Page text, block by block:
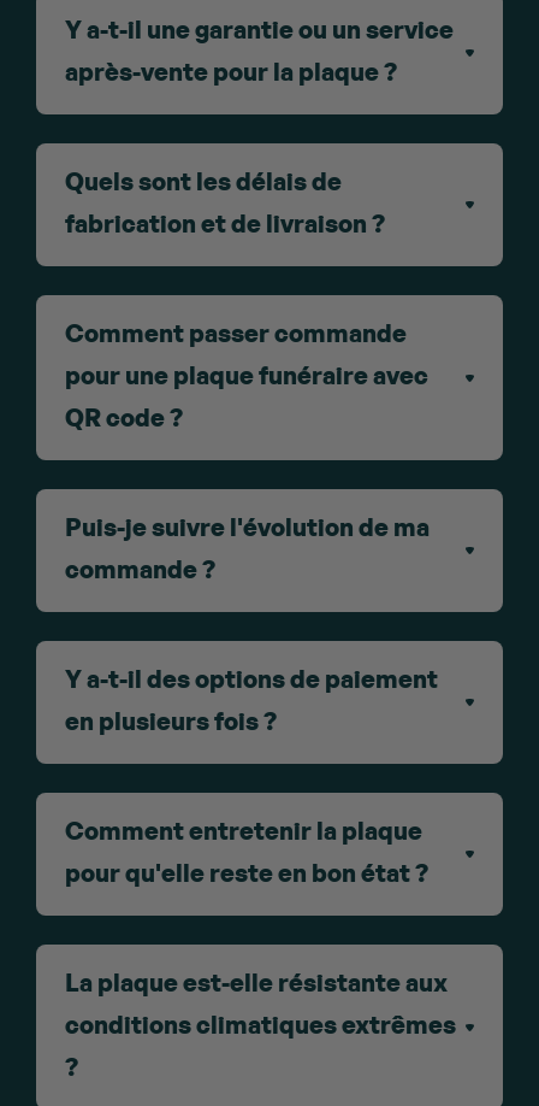
Y a-t-il une garantie ou un service
après-vente pour la plaque ?
Quels sont les délais de
fabrication et de livraison ?
Comment passer commande
pour une plaque funéraire avec
QR code ?
Puis-je suivre l'évolution de ma
commande ?
Y a-t-il des options de paiement
en plusieurs fois ?
Comment entretenir la plaque
pour qu'elle reste en bon état ?
La plaque est-elle résistante aux
conditions climatiques extrêmes
?